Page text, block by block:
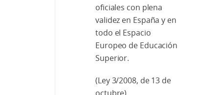
oficiales con plena
validez en España y en
todo el Espacio
Europeo de Educación
Superior.
(Ley 3/2008, de 13 de